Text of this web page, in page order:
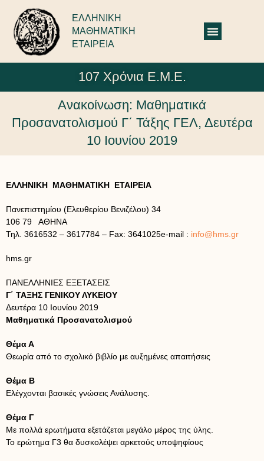
ΕΛΛΗΝΙΚΗ
ΜΑΘΗΜΑΤΙΚΗ
ΕΤΑΙΡΕΙΑ
107 Χρόνια Ε.Μ.Ε.
Ανακοίνωση: Μαθηματικά
Προσανατολισμού Γ΄ Τάξης ΓΕΛ, Δευτέρα
10 Ιουνίου 2019
ΕΛΛΗΝΙΚΗ ΜΑΘΗΜΑΤΙΚΗ ΕΤΑΙΡΕΙΑ
Πανεπιστημίου (Ελευθερίου Βενιζέλου) 34
106 79 ΑΘΗΝΑ
Τηλ. 3616532 – 3617784 – Fax: 3641025e-mail : info@hms.gr
hms.gr
ΠΑΝΕΛΛΗΝΙΕΣ ΕΞΕΤΑΣΕΙΣ
Γ΄ ΤΑΞΗΣ ΓΕΝΙΚΟΥ ΛΥΚΕΙΟΥ
Δευτέρα 10 Ιουνίου 2019
Μαθηματικά Προσανατολισμού
Θέμα Α
Θεωρία από το σχολικό βιβλίο με αυξημένες απαιτήσεις
Θέμα Β
Ελέγχονται βασικές γνώσεις Ανάλυσης.
Θέμα Γ
Με πολλά ερωτήματα εξετάζεται μεγάλο μέρος της ύλης.
Το ερώτημα Γ3 θα δυσκολέψει αρκετούς υποψηφίους